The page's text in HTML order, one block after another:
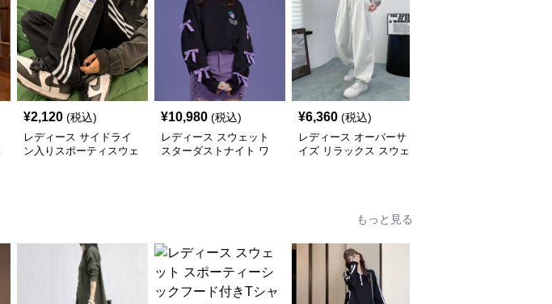
¥2,120 (税込)
レディース サイドライ
ン入りスポーティスウェ
¥10,980 (税込)
レディース スウェット
スターダストナイト ワ
¥6,360 (税込)
レディース オーバーサ
イズ リラックス スウェ
もっと見る